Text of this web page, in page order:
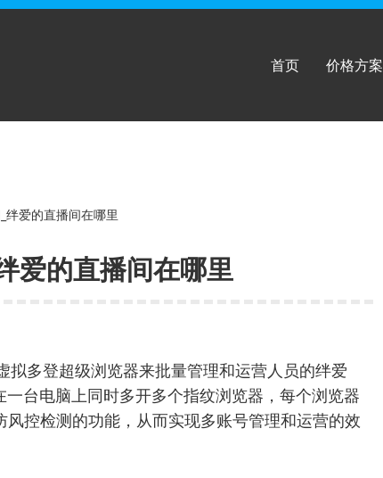
首页 价格方案
爱的直播间在哪里
爱的直播间在哪里
多登超级浏览器来批量管理和运营人员的绊爱
台电脑上同时多开多个指纹浏览器，每个浏览器
控检测的功能，从而实现多账号管理和运营的效